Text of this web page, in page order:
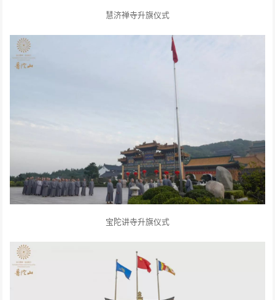
慧济禅寺升旗仪式
宝陀讲寺升旗仪式